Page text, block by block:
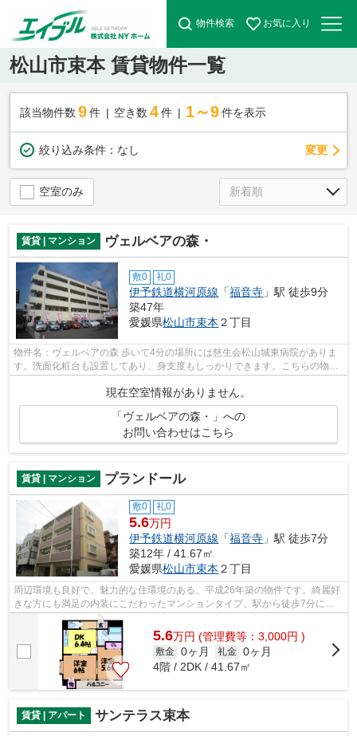
物件検索 お気に入り
松山市束本 賃貸物件一覧
該当物件数 9件 空き数 4 件 1～9 件を表示
絞り込み条件： なし 変更
空室のみ
賃貸 | マンション ヴェルベアの森・
敷0 礼0
伊予鉄道横河原線 「福音寺 」駅 徒歩9分
築47年
愛媛県松山市束本 ２丁目
物件名：ヴェルベアの森 歩いて4分の場所には慈生会松山城東病院がありま
す。洗面化粧台も設置してあり、身支度もしっかりできます。こちらの物件
はエレベーター付きです。共用設備の...
現在空室情報がありません。
「ヴェルベアの森・」への
お問い合わせはこちら
賃貸 | マンション プランドール
敷0 礼0
5.6万円
伊予鉄道横河原線 「福音寺 」駅 徒歩7分
築12年 / 41.67㎡
愛媛県松山市束本 ２丁目
周辺環境も良好で、魅力的な住環境のある、平成26年築の物件です。綺麗好
きな方にも満足の内装にこだわったマンションタイプ。駅から徒歩7分に立
地する物件です。数多くの物件を取り揃...
5.6万円 (管理費等：3,000円 )
敷金 0ヶ月 礼金 0ヶ月
4階 / 2DK / 41.67㎡
賃貸 | アパート サンテラス束本